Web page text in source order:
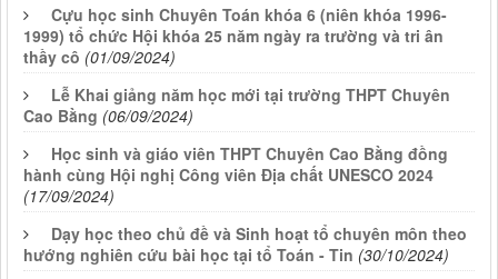
Cựu học sinh Chuyên Toán khóa 6 (niên khóa 1996-
1999) tổ chức Hội khóa 25 năm ngày ra trường và tri ân
thầy cô (01/09/2024)
Lễ Khai giảng năm học mới tại trường THPT Chuyên
Cao Bằng (06/09/2024)
Học sinh và giáo viên THPT Chuyên Cao Bằng đồng
hành cùng Hội nghị Công viên Địa chất UNESCO 2024
(17/09/2024)
Dạy học theo chủ đề và Sinh hoạt tổ chuyên môn theo
hướng nghiên cứu bài học tại tổ Toán - Tin (30/10/2024)